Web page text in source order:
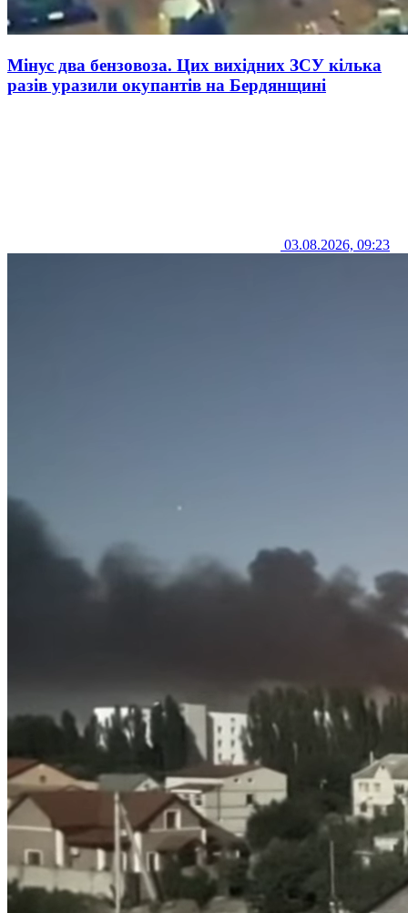
Мінус два бензовоза. Цих вихідних ЗСУ кілька
разів уразили окупантів на Бердянщині
03.08.2026, 09:23